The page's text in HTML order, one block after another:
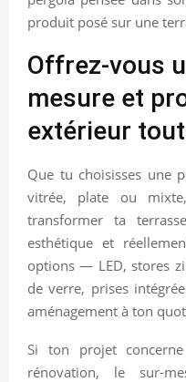
produit posé sur une
Offrez-vous
mesure et
extérieur
Que tu choisisses une
vitrée, plate ou
transformer ta
esthétique et
options — LED, stores
de verre, prises
aménagement à ton
Si ton projet
rénovation, le sur-